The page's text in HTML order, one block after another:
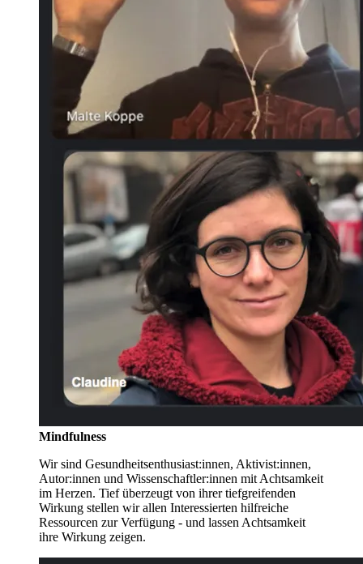
Mindfulness
Wir sind Gesundheitsenthusiast:innen, Aktivist:innen,
Autor:innen und Wissenschaftler:innen mit Achtsamkeit
im Herzen. Tief überzeugt von ihrer tiefgreifenden
Wirkung stellen wir allen Interessierten hilfreiche
Ressourcen zur Verfügung - und lassen Achtsamkeit
ihre Wirkung zeigen.